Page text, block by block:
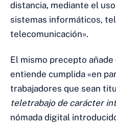
distancia, mediante el
sistemas informáticos,
telecomunicación».
El mismo precepto
entiende cumplida «en
trabajadores que sean
teletrabajo de carácter
nómada digital